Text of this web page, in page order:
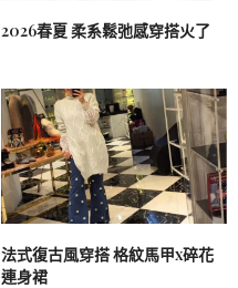
2026春夏 柔系鬆弛感穿搭火了
法式復古風穿搭 格紋馬甲x碎花
連身裙